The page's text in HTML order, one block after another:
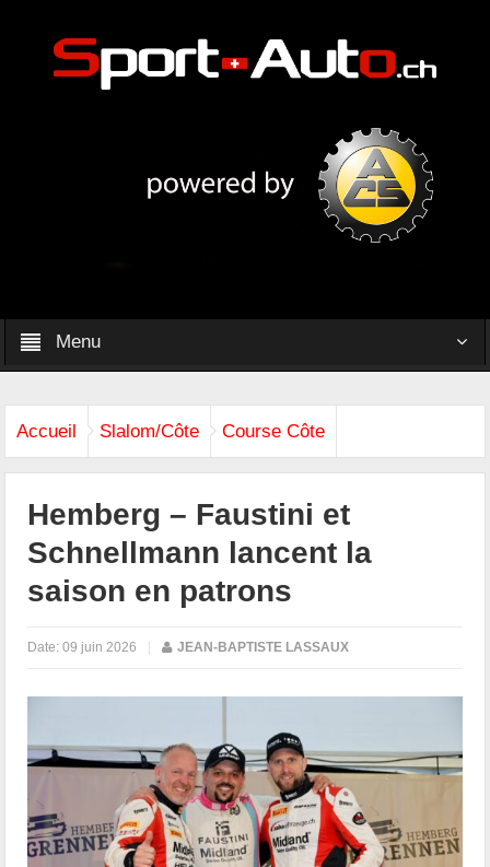
Menu
Accueil Slalom/Côte Course Côte
Hemberg – Faustini et
Schnellmann lancent la
saison en patrons
Date:09 juin 2026 | JEAN-BAPTISTE LASSAUX